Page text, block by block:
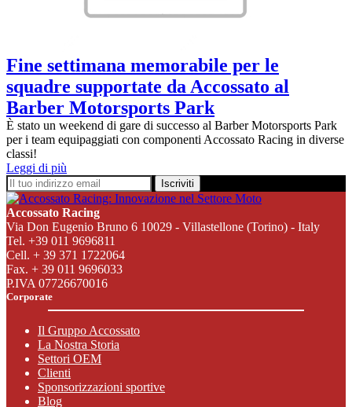
Fine settimana memorabile per le
squadre supportate da Accossato al
Barber Motorsports Park
È stato un weekend di gare di successo al Barber Motorsports Park
per i team equipaggiati con componenti Accossato Racing in diverse
classi!
Leggi di più
Iscriviti
Accossato Racing
Via Don Eugenio Bruno 6 10029 - Villastellone (Torino) - Italy
Tel. +39 011 9696811
Cell. + 39 371 1722064
Fax. + 39 011 9696033
P.IVA 07726670016
Corporate
Il Gruppo Accossato
La Nostra Storia
Settori OEM
Clienti
Sponsorizzazioni sportive
Blog